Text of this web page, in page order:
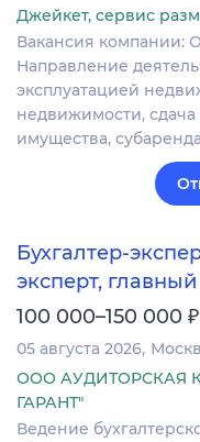
Джейкет, сервис
Вакансия
Направление
эксплуатацией
недвижимости,
имущества,
Бухгалтер-
эксперт,
100 000–150 000 ₽
05 августа 2026
ООО АУДИТОРСКАЯ
ГАРАНТ"
Ведение